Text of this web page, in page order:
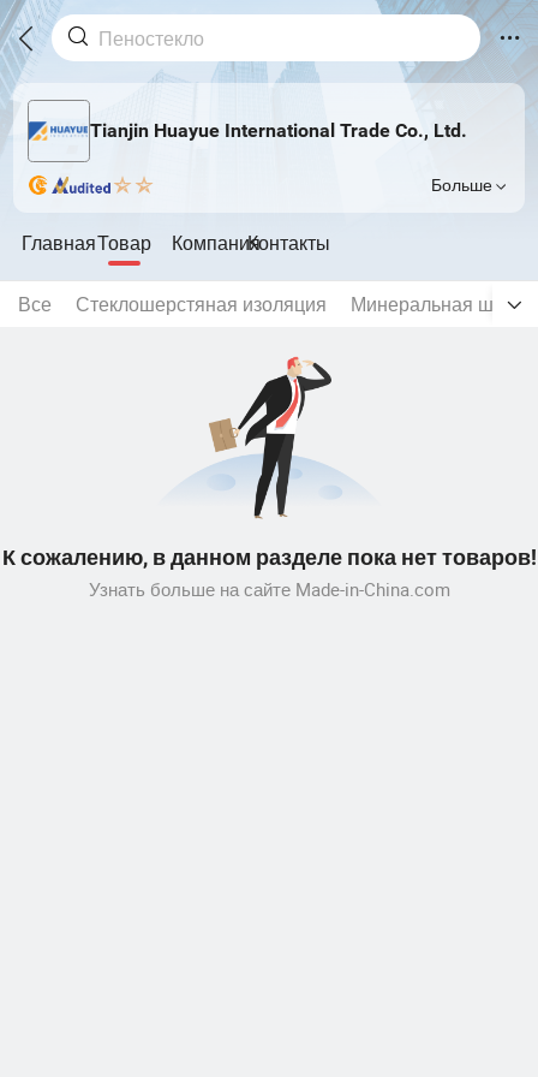
Tianjin Huayue International Trade Co., Ltd.
Больше
ГлавнаяТовар КомпанияКонтакты
Все Стеклошерстяная изоляция Минеральная
К сожалению, в данном разделе пока нет товаров!
Узнать больше на сайте Made-in-China.com